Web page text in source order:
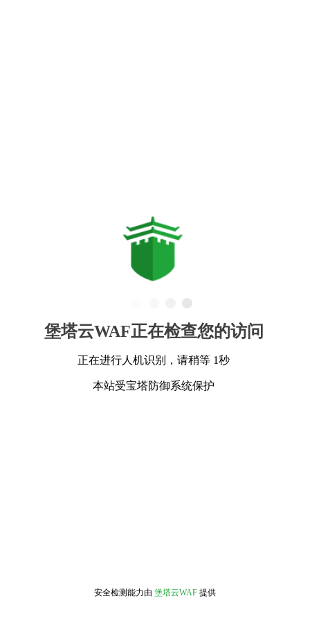
堡塔云WAF正在检查您的访问
正在进行人机识别，请稍等 1秒
本站受宝塔防御系统保护
安全检测能力由 堡塔云WAF 提供